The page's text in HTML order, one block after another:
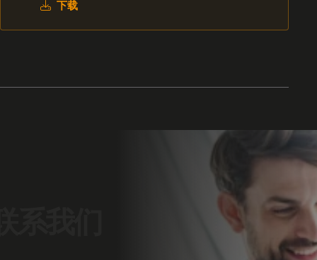
下载